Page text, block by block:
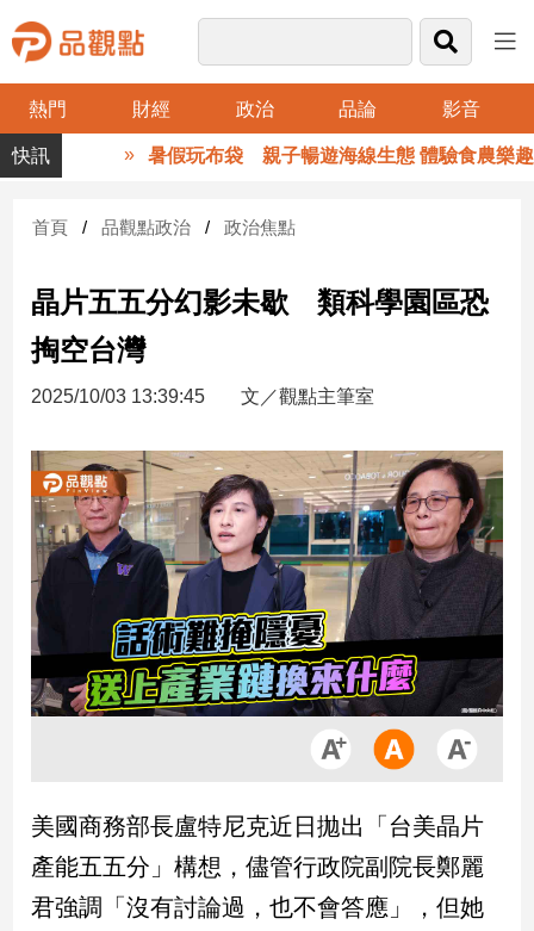
熱門 財經 政治 品論 影音
品
觀
財
台
財
新
產
經/
股
市
房
地
產
品
政
治
政
治
暑假玩布袋 親子暢遊海線生態 體驗食農樂趣
首頁 品觀點政治 政治焦點
晶片五五分幻影未歇 類科學園區恐
掏空台灣
2025/10/03 13:39:45 文／觀點主筆室
美國商務部長盧特尼克近日拋出「台美晶片
產能五五分」構想，儘管行政院副院長鄭麗
君強調「沒有討論過，也不會答應」，但她